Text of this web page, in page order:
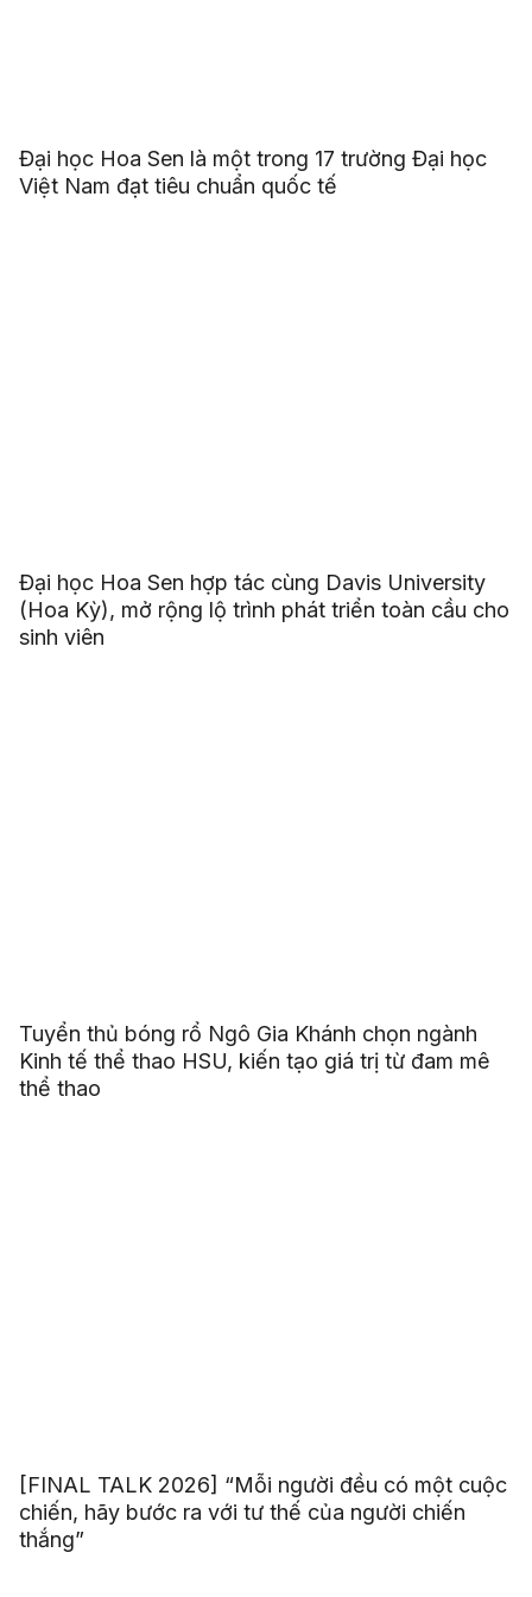
Đại học Hoa Sen là một trong 17 trường Đại học
Việt Nam đạt tiêu chuẩn quốc tế
Đại học Hoa Sen hợp tác cùng Davis University
(Hoa Kỳ), mở rộng lộ trình phát triển toàn cầu cho
sinh viên
Tuyển thủ bóng rổ Ngô Gia Khánh chọn ngành
Kinh tế thể thao HSU, kiến tạo giá trị từ đam mê
thể thao
[FINAL TALK 2026] “Mỗi người đều có một cuộc
chiến, hãy bước ra với tư thế của người chiến
thắng”